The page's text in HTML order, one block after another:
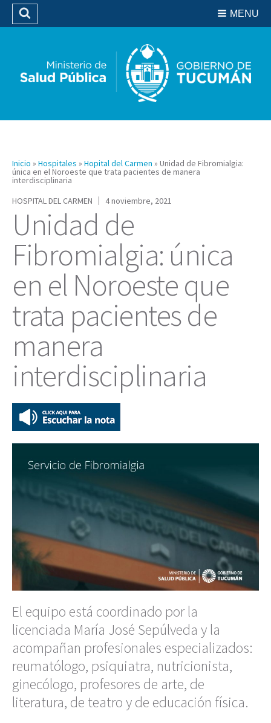
Biblioteca
MENU
Buscar
Inicio » Hospitales » Hopital del Carmen » Unidad de Fibromialgia:
única en el Noroeste que trata pacientes de manera
interdisciplinaria
HOSPITAL DEL CARMEN
4 noviembre, 2021
Unidad de
Fibromialgia: única
en el Noroeste que
trata pacientes de
manera
interdisciplinaria
El equipo está coordinado por la
licenciada María José Sepúlveda y la
acompañan profesionales especializados:
reumatólogo, psiquiatra, nutricionista,
ginecólogo, profesores de arte, de
literatura, de teatro y de educación física.